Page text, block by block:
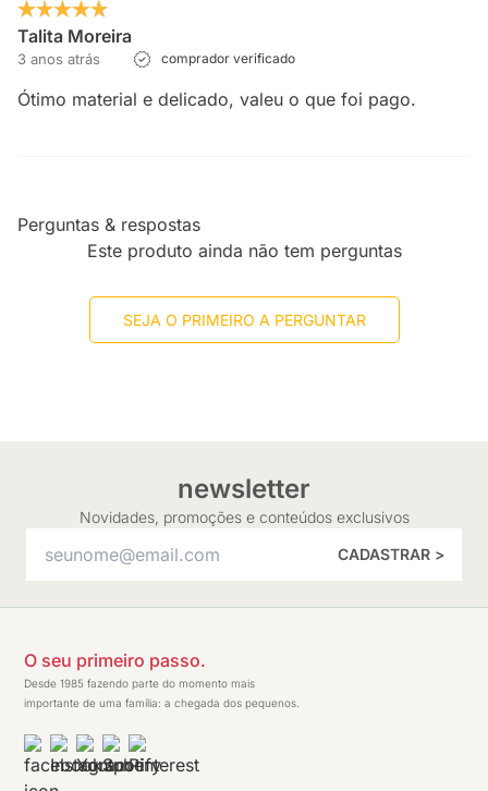
Talita Moreira
3 anos atrás comprador verificado
Ótimo material e delicado, valeu o que foi pago.
Perguntas & respostas
Este produto ainda não tem perguntas
SEJA O PRIMEIRO A PERGUNTAR
newsletter
Novidades, promoções e conteúdos exclusivos
CADASTRAR >
O seu primeiro passo.
Desde 1985 fazendo parte do momento mais
importante de uma família: a chegada dos pequenos.